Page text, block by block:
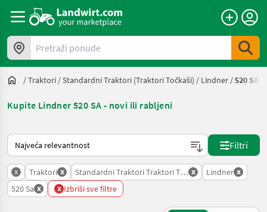
Pretraži ponude
/Traktori /Standardni Traktori (traktori Točkaši) / Lindner /520 SA
Kupite Lindner 520 SA - novi ili rabljeni
Tako se sortira na Landwirt.com
Filtri
x Traktori x Standardni Traktori Traktori Tockasi
x Lindner x
520 Sa x x Izbriši sve filtre